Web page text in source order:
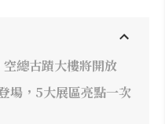
總古蹟大樓將開放
場，5大展區亮點一次